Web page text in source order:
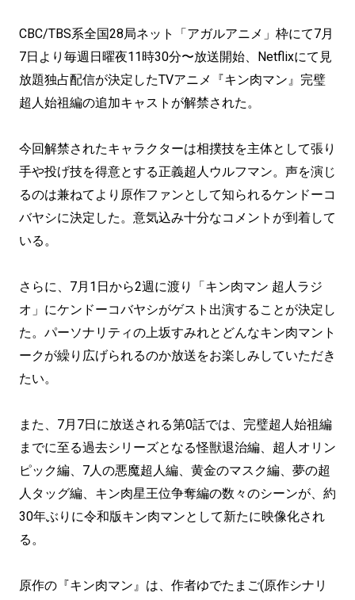
CBC/TBS系全国28局ネット「アガルアニメ」枠にて7月
7日より毎週日曜夜11時30分〜放送開始、Netflixにて見
放題独占配信が決定したTVアニメ『キン肉マン』完璧
超人始祖編の追加キャストが解禁された。
今回解禁されたキャラクターは相撲技を主体として張り
手や投げ技を得意とする正義超人ウルフマン。声を演じ
るのは兼ねてより原作ファンとして知られるケンドーコ
バヤシに決定した。意気込み十分なコメントが到着して
いる。
さらに、7月1日から2週に渡り「キン肉マン 超人ラジ
オ」にケンドーコバヤシがゲスト出演することが決定し
た。パーソナリティの上坂すみれとどんなキン肉マント
ークが繰り広げられるのか放送をお楽しみしていただき
たい。
また、7月7日に放送される第0話では、完璧超人始祖編
までに至る過去シリーズとなる怪獣退治編、超人オリン
ピック編、7人の悪魔超人編、黄金のマスク編、夢の超
人タッグ編、キン肉星王位争奪編の数々のシーンが、約
30年ぶりに令和版キン肉マンとして新たに映像化され
る。
原作の『キン肉マン』は、作者ゆでたまご(原作シナリ